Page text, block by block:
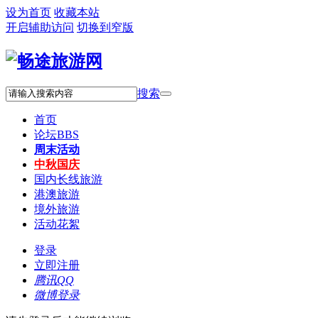
设为首页 收藏本站
开启辅助访问 切换到窄版
搜索
首页
论坛BBS
周末活动
中秋国庆
国内长线旅游
港澳旅游
境外旅游
活动花絮
登录
立即注册
腾讯QQ
微博登录